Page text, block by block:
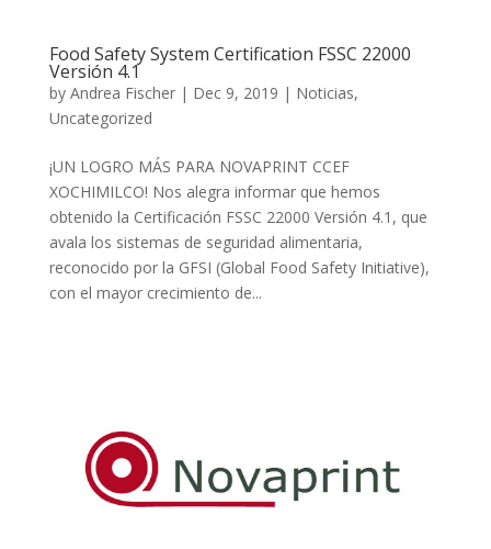
Food Safety System Certification FSSC 22000
Versión 4.1
by Andrea Fischer| Dec 9, 2019 | Noticias,
Uncategorized
¡UN LOGRO MÁS PARA NOVAPRINT CCEF
XOCHIMILCO! Nos alegra informar que hemos
obtenido la Certificación FSSC 22000 Versión 4.1, que
avala los sistemas de seguridad alimentaria,
reconocido por la GFSI (Global Food Safety Initiative),
con el mayor crecimiento de...